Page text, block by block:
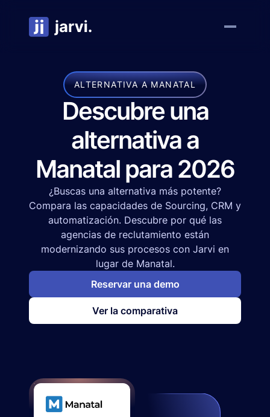
ALTERNATIVA A MANATAL
Descubre una
alternativa a
Manatal para 2026
¿Buscas una alternativa más potente?
Compara las capacidades de Sourcing, CRM y
automatización. Descubre por qué las
agencias de reclutamiento están
modernizando sus procesos con Jarvi en
lugar de Manatal.
Reservar una demo
Ver la comparativa